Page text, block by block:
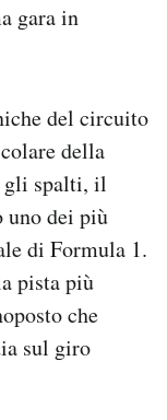
gara in
del circuito
della
gli spalti, il
uno dei più
di Formula 1.
pista più
che
sul giro